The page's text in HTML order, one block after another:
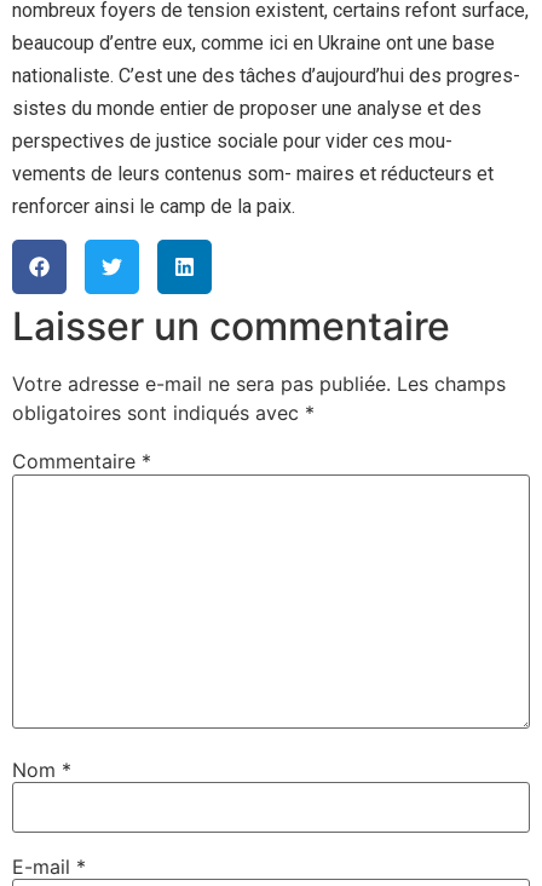
nombreux foyers de tension existent, certains refont surface,
beaucoup d’entre eux, comme ici en Ukraine ont une base
nationaliste. C’est une des tâches d’aujourd’hui des progres-
sistes du monde entier de proposer une analyse et des
perspectives de justice sociale pour vider ces mou-
vements de leurs contenus som- maires et réducteurs et
renforcer ainsi le camp de la paix.
Laisser un commentaire
Votre adresse e-mail ne sera pas publiée. Les champs
obligatoires sont indiqués avec *
Commentaire *
Nom *
E-mail *